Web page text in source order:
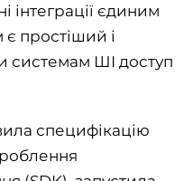
інтеграції єдиним
простіший і
системам ШІ доступ
специфікацію